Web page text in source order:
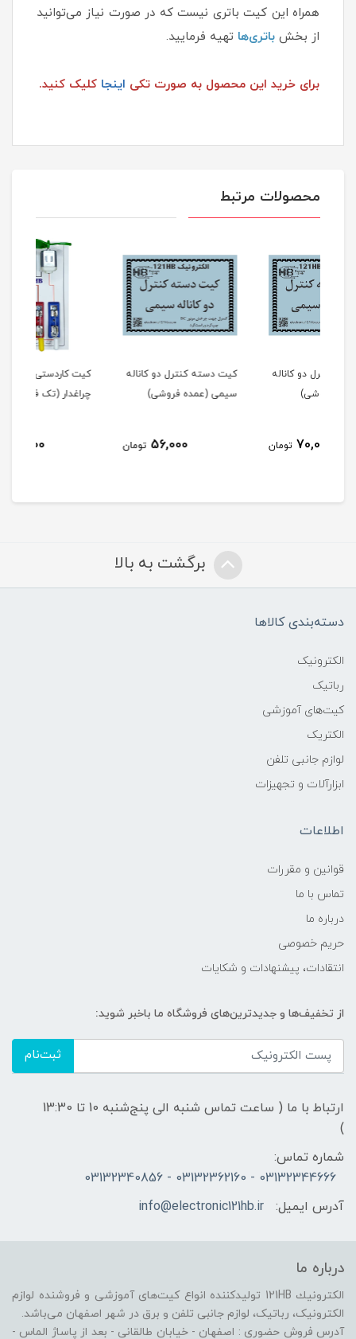
همراه این کیت باتری نیست که در صورت نیاز می‌توانید
از بخش باتری‌ها تهیه فرمایید.
برای خرید این محصول به صورت تکی اینجا کلیک کنید.
محصولات مرتبط
کیت دسته کنترل دو کاناله
سیمی (عمده فروشی)
کیت کاردستی آسیاب
چراغدار (تک فروشی)
برگشت به بالا
دسته‌بندی کالاها
الکترونیک
رباتیک
کیت‌های آموزشی
الکتریک
لوازم جانبی تلفن
ابزارآلات و تجهیزات
اطلاعات
قوانين و مقررات
تماس با ما
درباره ما
حریم خصوصی
انتقادات، پیشنهادات و شکایات
از تخفیف‌ها و جدیدترین‌های فروشگاه ما باخبر شوید:
ثبت‌نام
ارتباط با ما ( ساعت تماس شنبه الی پنج‌شنبه 10 تا 13:30
)
شماره تماس:
03132344666 - 03132362160 - 03132340856
آدرس ایمیل:
info@electronic121hb.ir
درباره ما
الكترونيك 121HB توليدكننده انواع کیت‌های آموزشی و فروشنده لوازم
الکترونیک، رباتیک، لوازم جانبی تلفن و برق در شهر اصفهان می‌باشد.
آدرس فروش حضوری : اصفهان - خیابان طالقانی - بعد از پاساژ الماس -